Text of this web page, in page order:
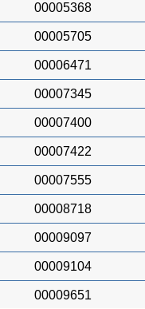
00005368
00005705
00006471
00007345
00007400
00007422
00007555
00008718
00009097
00009104
00009651